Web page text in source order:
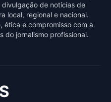
de notícias de
local, regional e nacional.
ética e compromisso com a
do jornalismo profissional.